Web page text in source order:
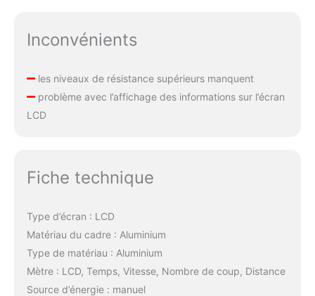
Inconvénients
les niveaux de résistance supérieurs manquent
problème avec l’affichage des informations sur l’écran
LCD
Fiche technique
Type d’écran : LCD
Matériau du cadre : Aluminium
Type de matériau : Aluminium
Mètre : LCD, Temps, Vitesse, Nombre de coup, Distance
Source d’énergie : manuel